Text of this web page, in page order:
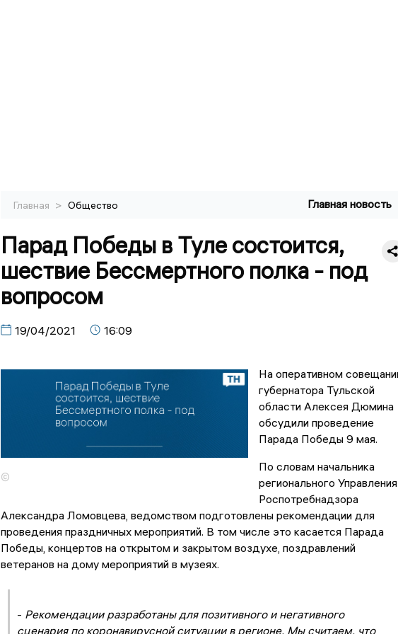
Главная > Общество Главная новость
Парад Победы в Туле состоится,
шествие Бессмертного полка - под
вопросом
19/04/2021 16:09
©
На оперативном
губернатора Тульской
области Алексея Дюмина
обсудили проведение
Парада Победы 9 мая.
По словам начальника
регионального Управления
Роспотребнадзора
Александра Ломовцева, ведомством подготовлены рекомендации для
проведения праздничных мероприятий. В том числе это касается Парада
Победы, концертов на открытом и закрытом воздухе, поздравлений
ветеранов на дому мероприятий в музеях.
- Рекомендации разработаны для позитивного и негативного
сценария по коронавирусной ситуации в регионе. Мы считаем, что